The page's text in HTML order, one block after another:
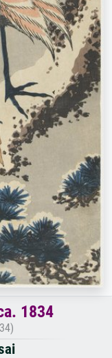
1834